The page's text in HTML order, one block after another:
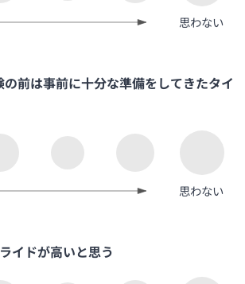
思わない
の前は事前に十分な準備をしてきたタイ
思わない
イドが高いと思う